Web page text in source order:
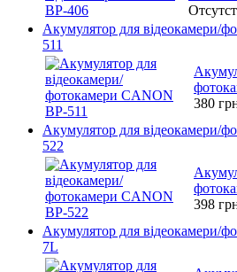
Акумулятор для відеокамери/
511
380
Акумулятор для відеокамери/
522
398
Акумулятор для відеокамери/
7L